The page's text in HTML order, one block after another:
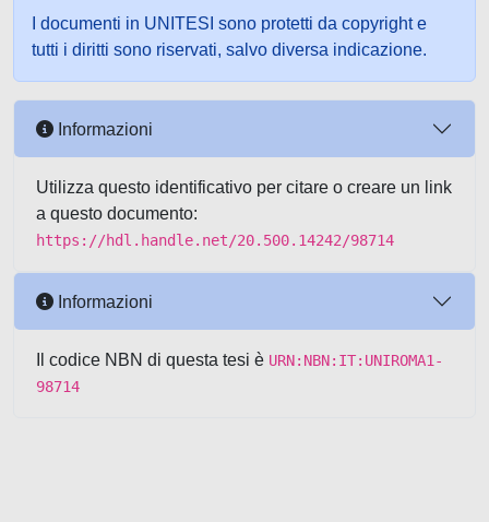
I documenti in UNITESI sono protetti da copyright e
tutti i diritti sono riservati, salvo diversa indicazione.
Informazioni
Utilizza questo identificativo per citare o creare un link
a questo documento:
https://hdl.handle.net/20.500.14242/98714
Informazioni
Il codice NBN di questa tesi è URN:NBN:IT:UNIROMA1-
98714